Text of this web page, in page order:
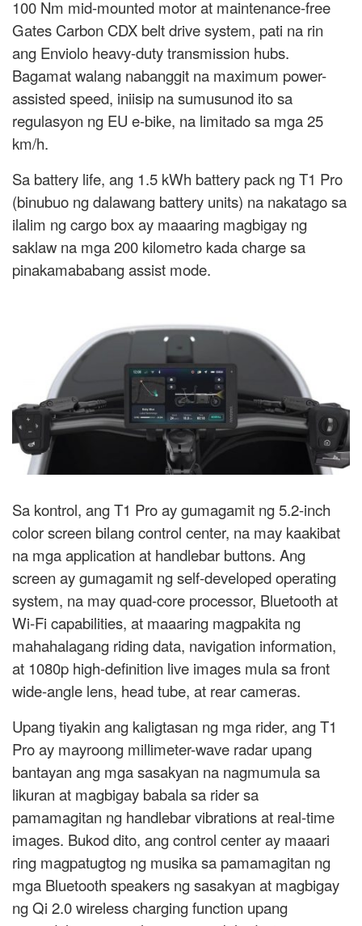
100 Nm mid-mounted motor at maintenance-free
Gates Carbon CDX belt drive system, pati na rin
ang Enviolo heavy-duty transmission hubs.
Bagamat walang nabanggit na maximum power-
assisted speed, iniisip na sumusunod ito sa
regulasyon ng EU e-bike, na limitado sa mga 25
km/h.
Sa battery life, ang 1.5 kWh battery pack ng T1 Pro
(binubuo ng dalawang battery units) na nakatago sa
ilalim ng cargo box ay maaaring magbigay ng
saklaw na mga 200 kilometro kada charge sa
pinakamababang assist mode.
Sa kontrol, ang T1 Pro ay gumagamit ng 5.2-inch
color screen bilang control center, na may kaakibat
na mga application at handlebar buttons. Ang
screen ay gumagamit ng self-developed operating
system, na may quad-core processor, Bluetooth at
Wi-Fi capabilities, at maaaring magpakita ng
mahahalagang riding data, navigation information,
at 1080p high-definition live images mula sa front
wide-angle lens, head tube, at rear cameras.
Upang tiyakin ang kaligtasan ng mga rider, ang T1
Pro ay mayroong millimeter-wave radar upang
bantayan ang mga sasakyan na nagmumula sa
likuran at magbigay babala sa rider sa
pamamagitan ng handlebar vibrations at real-time
images. Bukod dito, ang control center ay maaari
ring magpatugtog ng musika sa pamamagitan ng
mga Bluetooth speakers ng sasakyan at magbigay
ng Qi 2.0 wireless charging function upang